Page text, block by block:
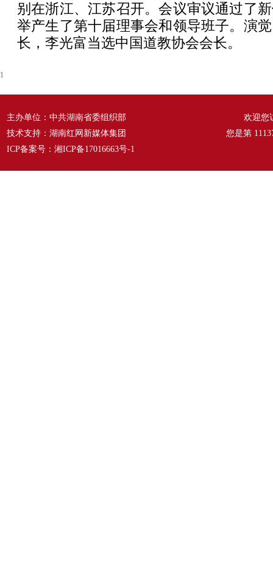
别在浙江、江苏召开。会议审议通过了
举产生了第十届理事会和领导班子。演
长，李光富当选中国道教协会会长。
1
主办单位：中共湖南省委组织部
技术支持：湖南红网新媒体集团
ICP备案号： 湘ICP备17016663号-1
欢迎您
您是第